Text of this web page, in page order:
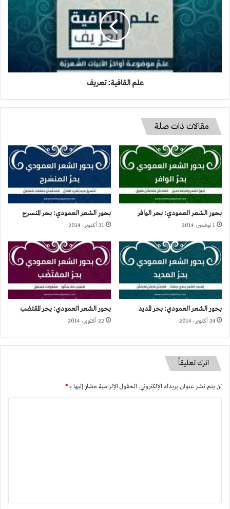
تعريف
علم القافية: تعريف
مقالات ذات صلة
بحور الشعر العمودي: بحر الوافر
1 نوفمبر، 2014
بحور الشعر العمودي: بحر المنسرح
31 أكتوبر، 2014
بحور الشعر العمودي: بحر المديد
24 أكتوبر، 2014
بحور الشعر العمودي: بحر المقتضب
22 أكتوبر، 2014
اترك تعليقاً
لن يتم نشر عنوان بريدك الإلكتروني. الحقول الإلزامية مشار إليها بـ*